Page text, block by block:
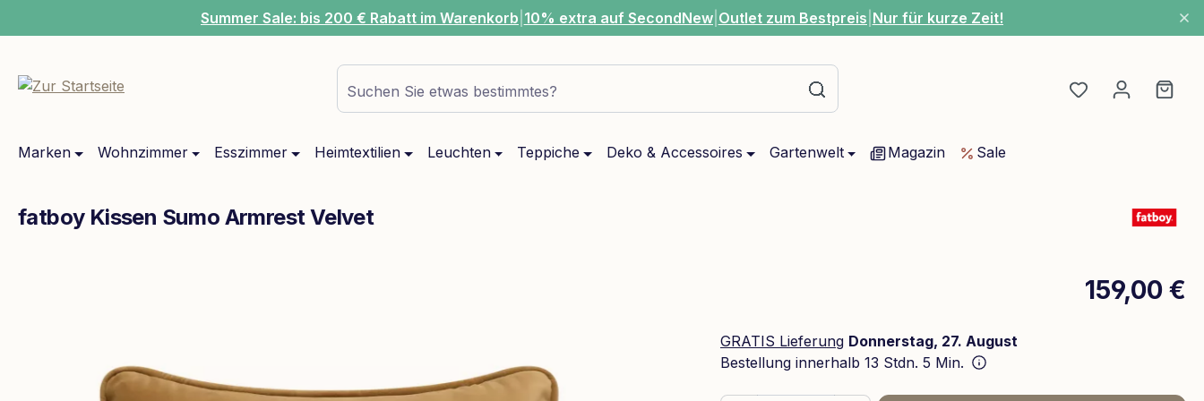
Zur Hauptnavigation springenSummer Sale: bis 200 € Rabatt im Warenkorb 10% extra auf SecondNew Outlet zum Bestpreis Nur für kurze Zeit!
Suchen Sie etwas bestimmtes? Du hast 0
Marken Wohnzimmer Esszimmer Heimtextilien Leuchten Teppiche Deko & Accessoires Gartenwelt Magazin Sale
fatboy Kissen Sumo Armrest Velvet
159,00 €
GRATIS Lieferung Donnerstag, 27. August
Bestellung innerhalb 13 Stdn. 5 Min.